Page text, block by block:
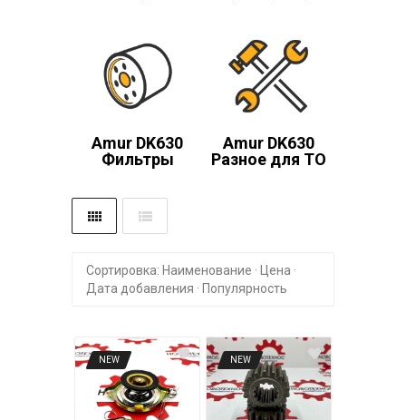
Amur DK630
Фильтры
Amur DK630
Разное для ТО
Сортировка: Наименование · Цена ·
Дата добавления · Популярность
NEW NEW